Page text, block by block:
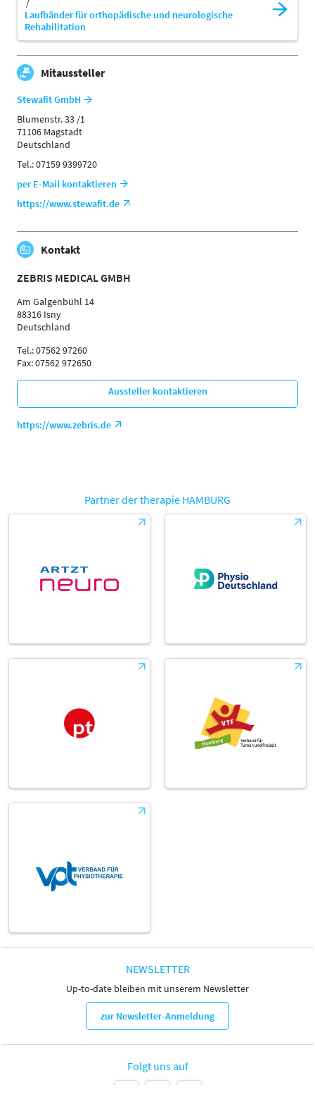
Laufbänder für orthopädische und neurologische
Rehabilitation
Mitaussteller
Stewafit GmbH
Blumenstr. 33 /1
71106 Magstadt
Deutschland
Tel.: 07159 9399720
per E-Mail kontaktieren
https://www.stewafit.de
Kontakt
ZEBRIS MEDICAL GMBH
Am Galgenbühl 14
88316 Isny
Deutschland
Tel.: 07562 97260
Fax: 07562 972650
Aussteller kontaktieren
https://www.zebris.de
Partner der therapie HAMBURG
NEWSLETTER
Up-to-date bleiben mit unserem Newsletter
zur Newsletter-Anmeldung
Folgt uns auf